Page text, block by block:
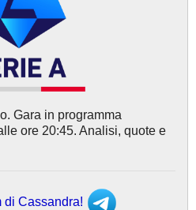
Gara in programma
ore 20:45. Analisi, quote e
di Cassandra!